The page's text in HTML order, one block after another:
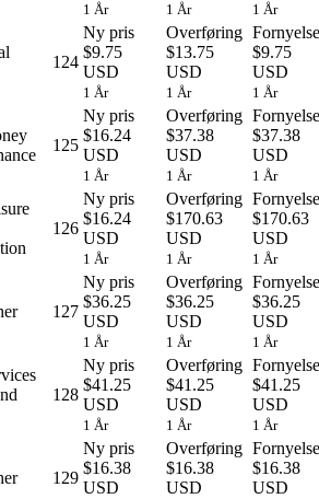
1 År 1 År 1 År
124
Ny pris
$9.75
USD
1 År
Overføring
$13.75
USD
1 År
Fornyelse
$9.75
USD
1 År
125
Ny pris
$16.24
USD
1 År
Overføring
$37.38
USD
1 År
Fornyelse
$37.38
USD
1 År
126
Ny pris
$16.24
USD
1 År
Overføring
$170.63
USD
1 År
Fornyelse
$170.63
USD
1 År
127
Ny pris
$36.25
USD
1 År
Overføring
$36.25
USD
1 År
Fornyelse
$36.25
USD
1 År
128
Ny pris
$41.25
USD
1 År
Overføring
$41.25
USD
1 År
Fornyelse
$41.25
USD
1 År
129
Ny pris
$16.38
USD
Overføring
$16.38
USD
Fornyelse
$16.38
USD